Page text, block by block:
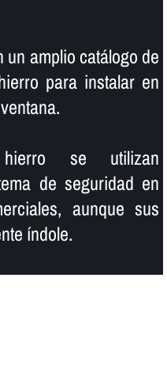
amplio catálogo de
para instalar en
se utilizan
de seguridad en
aunque sus
í­ndole.